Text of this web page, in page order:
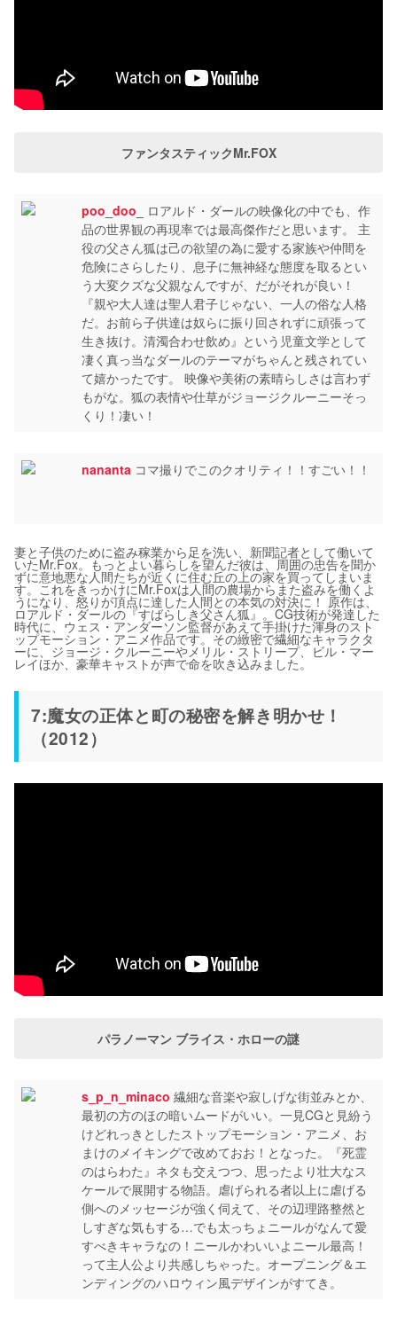
ファンタスティックMr.FOX
poo_doo_
ロアルド・ダールの映像化の中でも、作
品の世界観の再現率では最高傑作だと思います。 主
役の父さん狐は己の欲望の為に愛する家族や仲間を
危険にさらしたり、息子に無神経な態度を取るとい
う大変クズな父親なんですが、だがそれが良い！
『親や大人達は聖人君子じゃない、一人の俗な人格
だ。お前ら子供達は奴らに振り回されずに頑張って
生き抜け。清濁合わせ飲め』という児童文学として
凄く真っ当なダールのテーマがちゃんと残されてい
て嬉かったです。 映像や美術の素晴らしさは言わず
もがな。狐の表情や仕草がジョージクルーニーそっ
くり！凄い！
nananta コマ撮りでこのクオリティ！！すごい！！
妻と子供のために盗み稼業から足を洗い、新聞記者として働いて
いたMr.Fox。もっとよい暮らしを望んだ彼は、周囲の忠告を聞か
ずに意地悪な人間たちが近くに住む丘の上の家を買ってしまいま
す。これをきっかけにMr.Foxは人間の農場からまた盗みを働くよ
うになり、怒りが頂点に達した人間との本気の対決に！ 原作は、
ロアルド・ダールの『すばらしき父さん狐』。CG技術が発達した
時代に、ウェス・アンダーソン監督があえて手掛けた渾身のスト
ップモーション・アニメ作品です。その緻密で繊細なキャラクタ
ーに、ジョージ・クルーニーやメリル・ストリープ、ビル・マー
レイほか、豪華キャストが声で命を吹き込みました。
7:魔女の正体と町の秘密を解き明かせ！
（2012）
パラノーマン ブライス・ホローの謎
s_p_n_minaco 繊細な音楽や寂しげな街並みとか、
最初の方のほの暗いムードがいい。一見CGと見紛う
けどれっきとしたストップモーション・アニメ、お
まけのメイキングで改めておお！となった。『死霊
のはらわた』ネタも交えつつ、思ったより壮大なス
ケールで展開する物語。虐げられる者以上に虐げる
側へのメッセージが強く伺えて、その辺理路整然と
しすぎな気もする…でも太っちょニールがなんて愛
すべきキャラなの！ニールかわいいよニール最高！
って主人公より共感しちゃった。オープニング＆エ
ンディングのハロウィン風デザインがすてき。